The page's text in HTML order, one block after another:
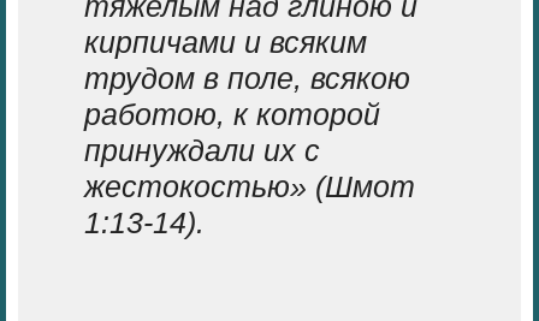
кирпичами и всяким
трудом в поле, всякою
работою, к которой
принуждали их с
жестокостью» (Шмот
1:13-14).